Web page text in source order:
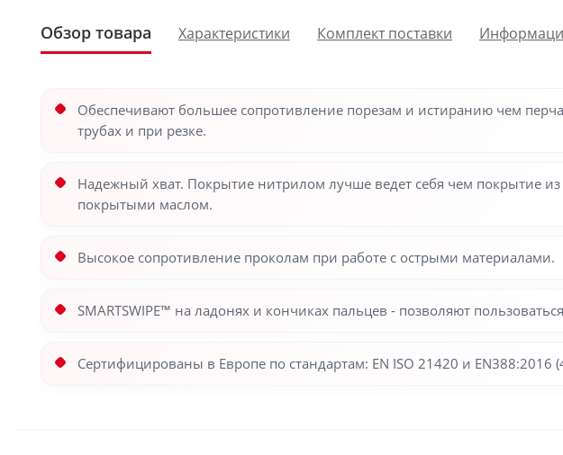
Обзор товара Характеристики Комплект поставки
Обеспечивают большее сопротивление порезам и истиранию чем
трубах и при резке.
Надежный хват. Покрытие нитрилом лучше ведет себя чем покрытие
покрытыми маслом.
Высокое сопротивление проколам при работе с острыми материалами.
SMARTSWIPE™ на ладонях и кончиках пальцев - позволяют
Сертифицированы в Европе по стандартам: EN ISO 21420 и EN388:2016